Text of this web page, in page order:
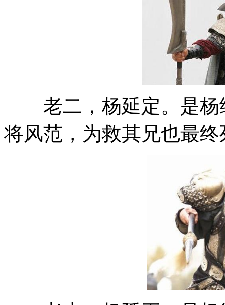
老二，杨延定。是杨
将风范，为救其兄也最